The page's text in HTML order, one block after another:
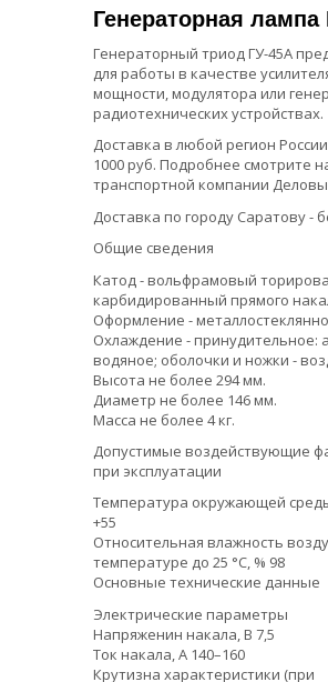
Генераторная лампа
Генераторный триод ГУ-45А
для работы в качестве
мощности, модулятора или
радиотехнических устройствах.
Доставка в любой регион
1000 руб. Подробнее смотрите
транспортной компании
Доставка по городу Саратову -
Общие сведения
Катод - вольфрамовый
карбидированный прямого
Оформление -
Охлаждение - принудительное:
водяное; оболочки и ножки -
Высота не более 294 мм.
Диаметр не более 146 мм.
Масса не более 4 кг.
Допустимые воздействующие
при эксплуатации
Температура окружающей
+55
Относительная влажность
температуре до 25 °С, % 98
Основные технические данные
Электрические параметры
Напряженин накала, В 7,5
Ток накала, А 140–160
Крутизна характеристики (при